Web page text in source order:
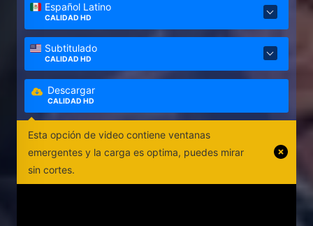
Español Latino
CALIDAD HD
Subtitulado
CALIDAD HD
Descargar
CALIDAD HD
Esta opción de video contiene ventanas
emergentes y la carga es optima, puedes mirar
sin cortes.